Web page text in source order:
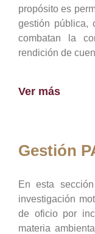
propósito es
gestión pública,
combatan la
rendición de
Ver más
Gestión
En esta
investigación
de oficio por
materia